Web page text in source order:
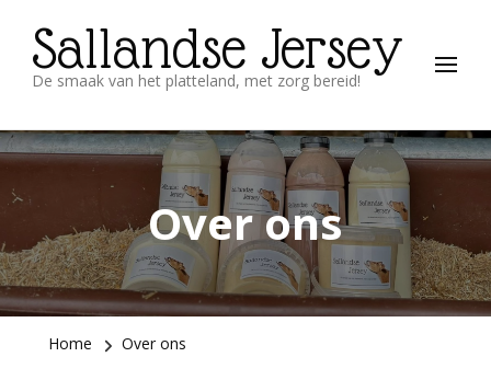
Sallandse Jersey
De smaak van het platteland, met zorg bereid!
Over ons
Home Over ons